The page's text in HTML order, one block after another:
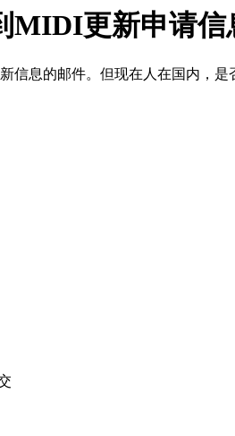
MIDI更新申请信
信息的邮件。但现在人在国内，